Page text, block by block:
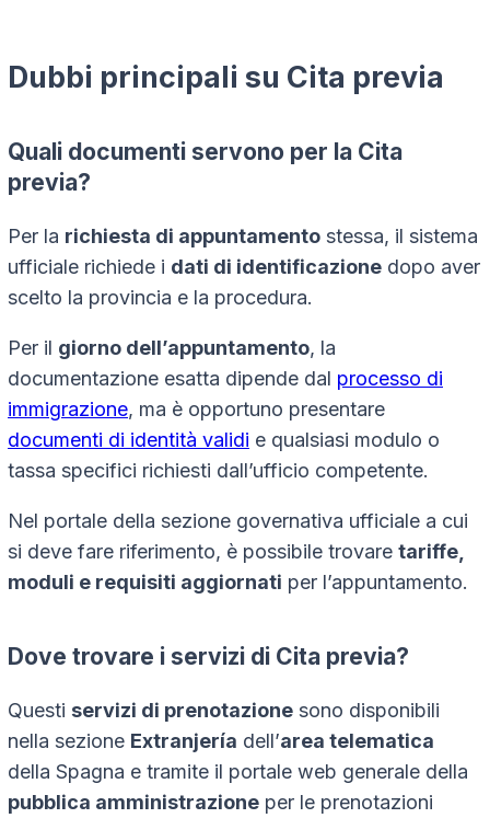
Dubbi principali su Cita previa
Quali documenti servono per la Cita
previa?
Per la richiesta di appuntamento stessa, il sistema
ufficiale richiede i dati di identificazione dopo aver
scelto la provincia e la procedura.
Per il giorno dell’appuntamento, la
documentazione esatta dipende dal processo di
immigrazione, ma è opportuno presentare
documenti di identità validi e qualsiasi modulo o
tassa specifici richiesti dall’ufficio competente.
Nel portale della sezione governativa ufficiale a cui
si deve fare riferimento, è possibile trovare tariffe,
moduli e requisiti aggiornati per l’appuntamento.
Dove trovare i servizi di Cita previa?
Questi servizi di prenotazione sono disponibili
nella sezione Extranjería dell’area telematica
della Spagna e tramite il portale web generale della
pubblica amministrazione per le prenotazioni